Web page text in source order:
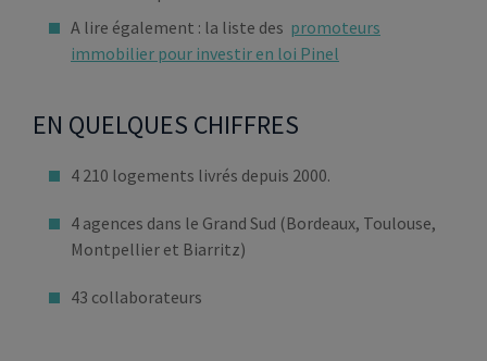
A lire également : la liste des promoteurs
immobilier pour investir en loi Pinel
EN QUELQUES CHIFFRES
4 210 logements livrés depuis 2000.
4 agences dans le Grand Sud (Bordeaux, Toulouse,
Montpellier et Biarritz)
43 collaborateurs